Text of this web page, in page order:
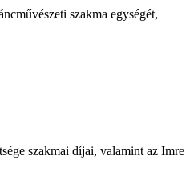
szakma egységét,
szakmai díjai, valamint az Imre